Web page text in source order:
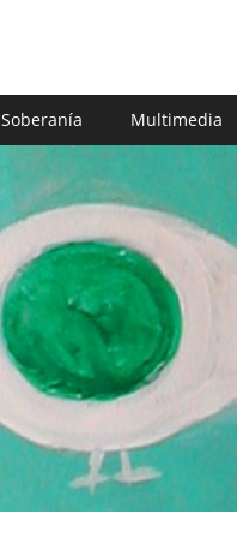
Soberanía Multimedia